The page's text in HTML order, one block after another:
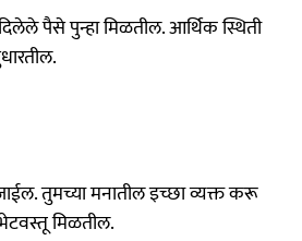
दिलेले पैसे पुन्हा मिळतील. आर्थिक स्थिती
तुमच्या मनातील इच्छा व्यक्त करू
मिळतील.